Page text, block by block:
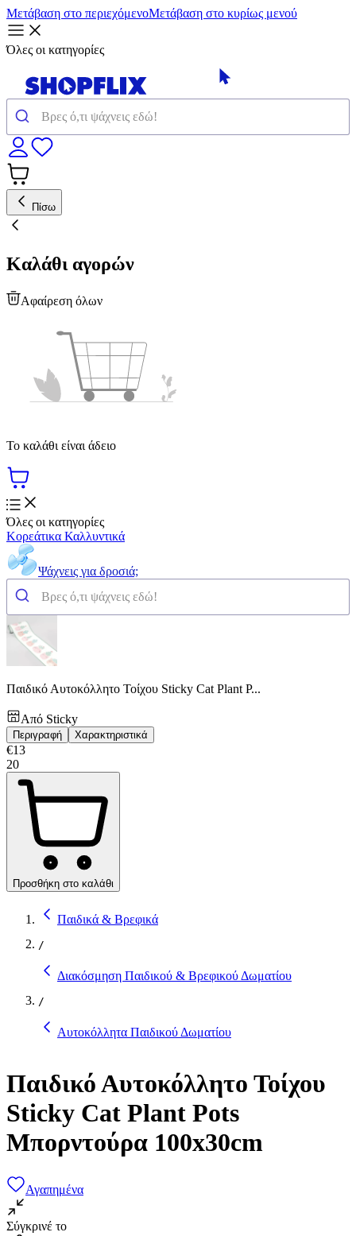
Μετάβαση στο περιεχόμενοΜετάβαση στο κυρίως μενού
Όλες οι κατηγορίες
Πίσω
Καλάθι αγορών
Αφαίρεση όλων
Το καλάθι είναι άδειο
Όλες οι κατηγορίες
Κορεάτικα Καλλυντικά
Ψάχνεις για δροσιά;
Παιδικό Αυτοκόλλητο Τοίχου Sticky Cat Plant P...
Από Sticky
Περιγραφή Χαρακτηριστικά
€13
20
Προσθήκη στο καλάθι
Παιδικά & Βρεφικά
/
Διακόσμηση Παιδικού & Βρεφικού Δωματίου
/
Αυτοκόλλητα Παιδικού Δωματίου
Παιδικό Αυτοκόλλητο Τοίχου
Sticky Cat Plant Pots
Μπορντούρα 100x30cm
Αγαπημένα
Σύγκρινέ το